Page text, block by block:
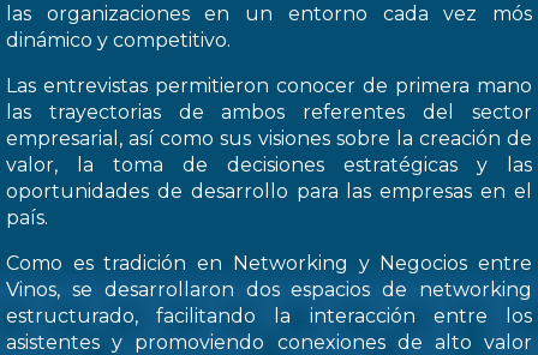
las organizaciones en un entorno cada vez mós
dinámico y competitivo.
Las entrevistas permitieron conocer de primera mano
las trayectorias de ambos referentes del sector
empresarial, así como sus visiones sobre la creación de
valor, la toma de decisiones estratégicas y las
oportunidades de desarrollo para las empresas en el
país.
Como es tradición en Networking y Negocios entre
Vinos, se desarrollaron dos espacios de networking
estructurado, facilitando la interacción entre los
asistentes y promoviendo conexiones de alto valor